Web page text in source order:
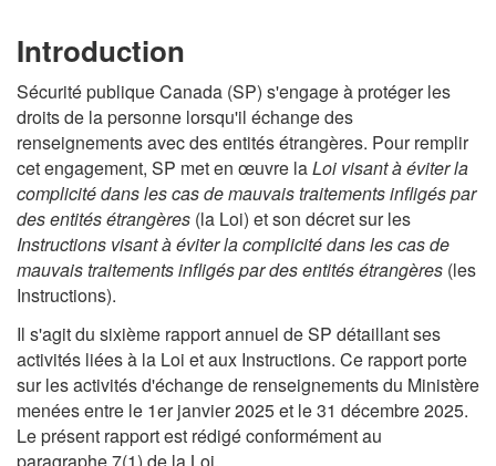
Introduction
Sécurité publique Canada (SP) s'engage à protéger les
droits de la personne lorsqu'il échange des
renseignements avec des entités étrangères. Pour remplir
cet engagement, SP met en œuvre laLoi visant à éviter la
complicité dans les cas de mauvais traitements infligés par
des entités étrangères (la Loi) et son décret sur les
Instructions visant à éviter la complicité dans les cas de
mauvais traitements infligés par des entités étrangères (les
Instructions).
Il s'agit du sixième rapport annuel de SP détaillant ses
activités liées à la Loi et aux Instructions. Ce rapport porte
sur les activités d'échange de renseignements du Ministère
menées entre le 1er janvier 2025 et le 31 décembre 2025.
Le présent rapport est rédigé conformément au
paragraphe 7(1) de la Loi.